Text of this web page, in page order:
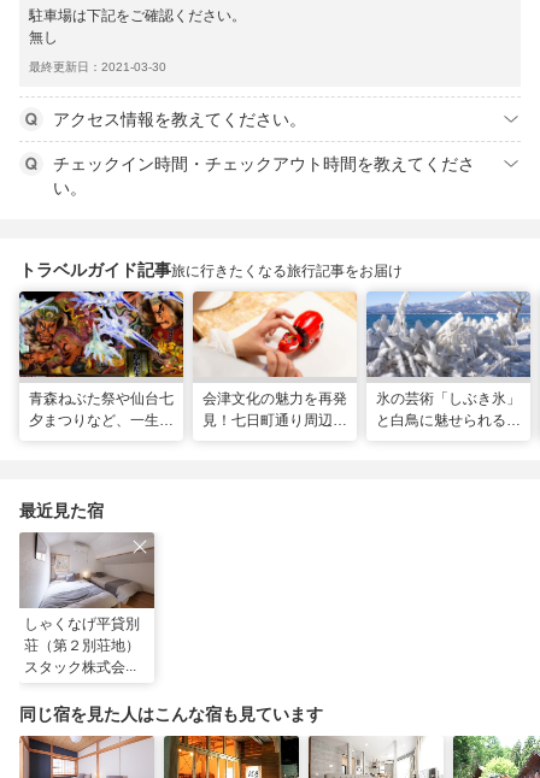
駐車場は下記をご確認ください。
無し
最終更新日：2021-03-30
アクセス情報を教えてください。
チェックイン時間・チェックアウト時間を教えてくださ
い。
トラベルガイド記事旅に行きたくなる旅行記事をお届け
青森ねぶた祭や仙台七
夕まつりなど、一生に
会津文化の魅力を再発
見！七日町通り周辺の
氷の芸術「しぶき氷」
と白鳥に魅せられる！
最近見た宿
しゃくなげ平貸別
荘（第２別荘地）
スタック株式会
同じ宿を見た人はこんな宿も見ています